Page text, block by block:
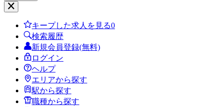
キープした求人を見る0
検索履歴
新規会員登録(無料)
ログイン
ヘルプ
エリアから探す
駅から探す
職種から探す